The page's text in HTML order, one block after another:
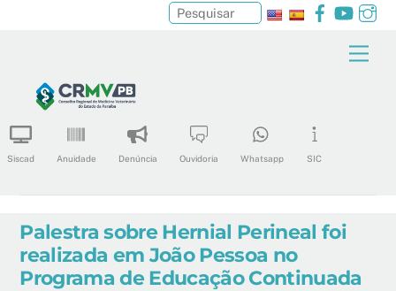
content
Facebook
Siscad Anuidade Denúncia Ouvidoria Whatsapp SIC
Pesquisar
Palestra sobre Hernial Perineal foi
realizada em João Pessoa no
Programa de Educação Continuada